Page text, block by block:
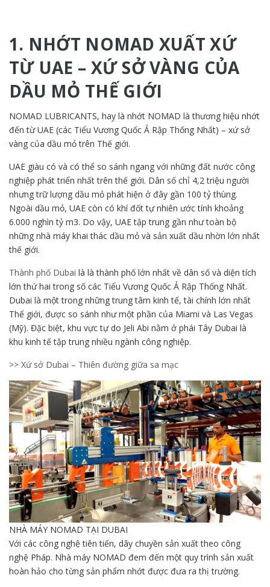
1. NHỚT NOMAD XUẤT XỨ
TỪ UAE – XỨ SỞ VÀNG CỦA
DẦU MỎ THẾ GIỚI
NOMAD LUBRICANTS, hay là nhớt NOMAD là thương hiệu nhớt
đến từ UAE (các Tiểu Vương Quốc Ả Rập Thống Nhất) – xứ sở
vàng của dầu mỏ trên Thế giới.
UAE giàu có và có thể so sánh ngang với những đất nước công
nghiệp phát triển nhất trên thế giới. Dân số chỉ 4,2 triệu người
nhưng trữ lượng dầu mỏ phát hiện ở đây gần 100 tỷ thùng.
Ngoài dầu mỏ, UAE còn có khí đốt tự nhiên ước tính khoảng
6.000 nghìn tỷ m3. Do vậy, UAE tập trung gần như toàn bộ
những nhà máy khai thác dầu mỏ và sản xuất dầu nhờn lớn nhất
thế giới.
Thành phố Dubai là là thành phố lớn nhất về dân số và diện tích
lớn thứ hai trong số các Tiểu Vương Quốc Ả Rập Thống Nhất.
Dubai là một trong những trung tâm kinh tế, tài chính lớn nhất
Thế giới, được so sánh như một phần của Miami và Las Vegas
(Mỹ). Đặc biệt, khu vực tự do Jeli Abi nằm ở phái Tây Dubai là
khu kinh tế tập trung nhiều ngành công nghiệp.
>> Xứ sở Dubai – Thiên đường giữa sa mạc
NHÀ MÁY NOMAD TẠI DUBAI
Với các công nghệ tiên tiến, dây chuyền sản xuất theo công
nghệ Pháp. Nhà máy NOMAD đem đến một quy trình sản xuất
hoàn hảo cho từng sản phẩm nhớt được đưa ra thị trường.